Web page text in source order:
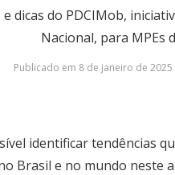
dicas do PDCIMob,
Nacional, para MPEs
Publicado em 8 de janeiro de
identificar tendências
Brasil e no mundo neste